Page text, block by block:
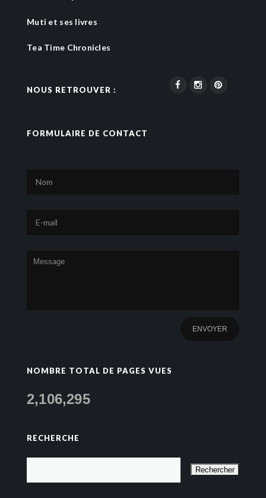
Muti et ses livres
Tea Time Chronicles
NOUS RETROUVER :
FORMULAIRE DE CONTACT
NOMBRE TOTAL DE PAGES VUES
2,106,295
RECHERCHE